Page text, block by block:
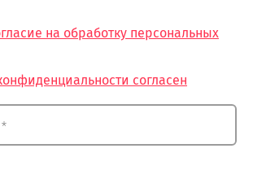
на обработку персональных
согласен